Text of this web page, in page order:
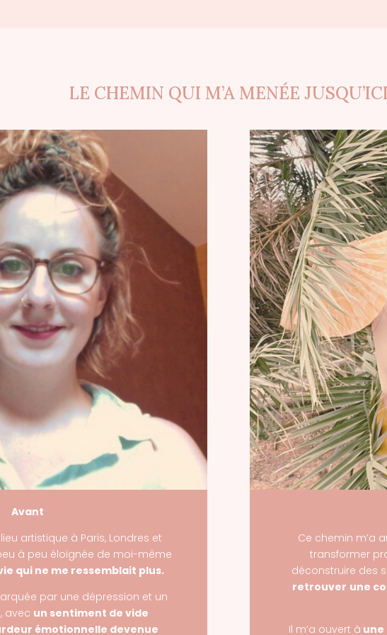
LE CHEMIN QUI M’A MENÉE
Avant
artistique à Paris, Londres et
à peu éloignée de moi-même
qui ne me ressemblait plus.
par une dépression et un
avec un sentiment de vide
émotionnelle devenue
Ce chemin m’a
transformer
déconstruire des
retrouver une
Il m’a ouvert à une